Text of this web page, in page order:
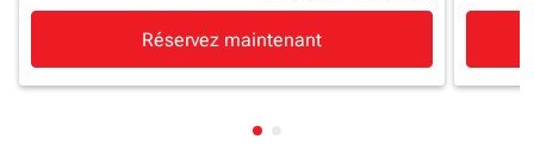
Réservez maintenant
Affichage de cmp-pagination-